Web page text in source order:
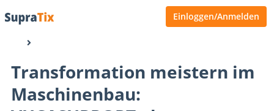
Einloggen/Anmelden
Transformation meistern im
Maschinenbau: